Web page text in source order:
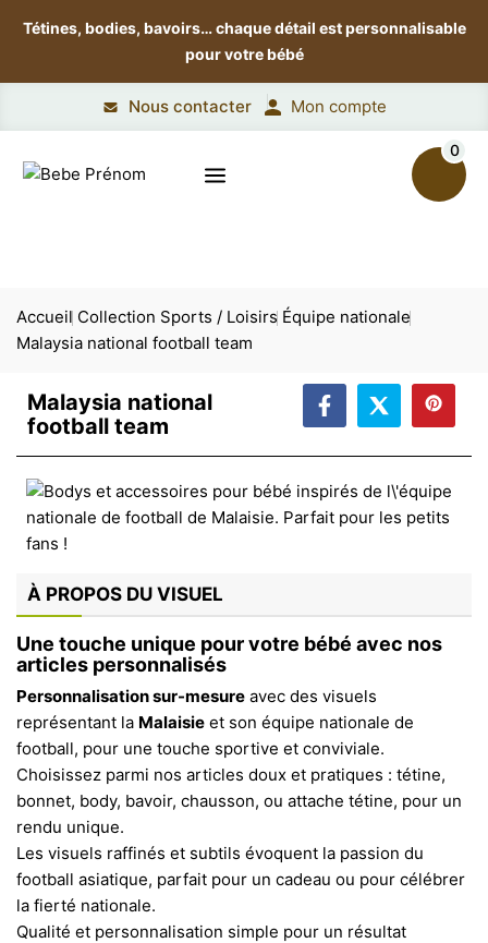
Tétines, bodies, bavoirs…chaque détail est personnalisable
pour votre bébé
Nous contacter Mon compte
0
Accueil Collection Sports / Loisirs Équipe nationale
Malaysia national football team
Malaysia national
football team
À PROPOS DU VISUEL
Une touche unique pour votre bébé avec nos
articles personnalisés
Personnalisation sur-mesure avec des visuels
représentant la Malaisie et son équipe nationale de
football, pour une touche sportive et conviviale.
Choisissez parmi nos articles doux et pratiques : tétine,
bonnet, body, bavoir, chausson, ou attache tétine, pour un
rendu unique.
Les visuels raffinés et subtils évoquent la passion du
football asiatique, parfait pour un cadeau ou pour célébrer
la fierté nationale.
Qualité et personnalisation simple pour un résultat